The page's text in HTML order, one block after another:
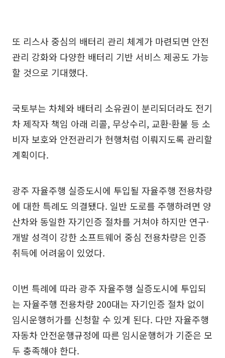
또 리스사 중심의 배터리 관리 체계가 마련되면 안전
관리 강화와 다양한 배터리 기반 서비스 제공도 가능
할 것으로 기대했다.
국토부는 차체와 배터리 소유권이 분리되더라도 전기
차 제작자 책임 아래 리콜, 무상수리, 교환·환불 등 소
비자 보호와 안전관리가 현행처럼 이뤄지도록 관리할
계획이다.
광주 자율주행 실증도시에 투입될 자율주행 전용차량
에 대한 특례도 의결됐다. 일반 도로를 주행하려면 양
산차와 동일한 자기인증 절차를 거쳐야 하지만 연구·
개발 성격이 강한 소프트웨어 중심 전용차량은 인증
취득에 어려움이 있었다.
이번 특례에 따라 광주 자율주행 실증도시에 투입되
는 자율주행 전용차량 200대는 자기인증 절차 없이
임시운행허가를 신청할 수 있게 된다. 다만 자율주행
자동차 안전운행규정에 따른 임시운행허가 기준은 모
두 충족해야 한다.